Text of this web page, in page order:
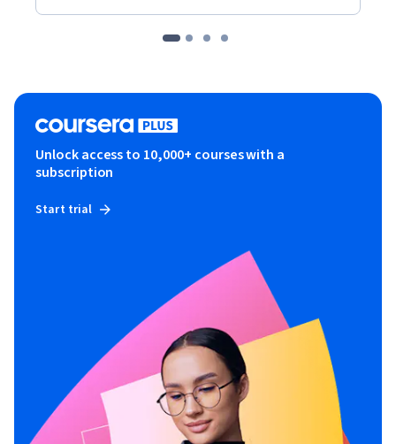
Unlock access to 10,000+ courses with a
subscription
Start trial